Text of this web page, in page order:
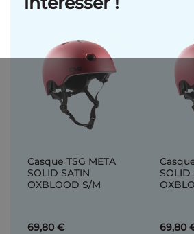
Casque TSG META
SOLID SATIN
OXBLOOD S/M
69,80 €
SOLID
69,80